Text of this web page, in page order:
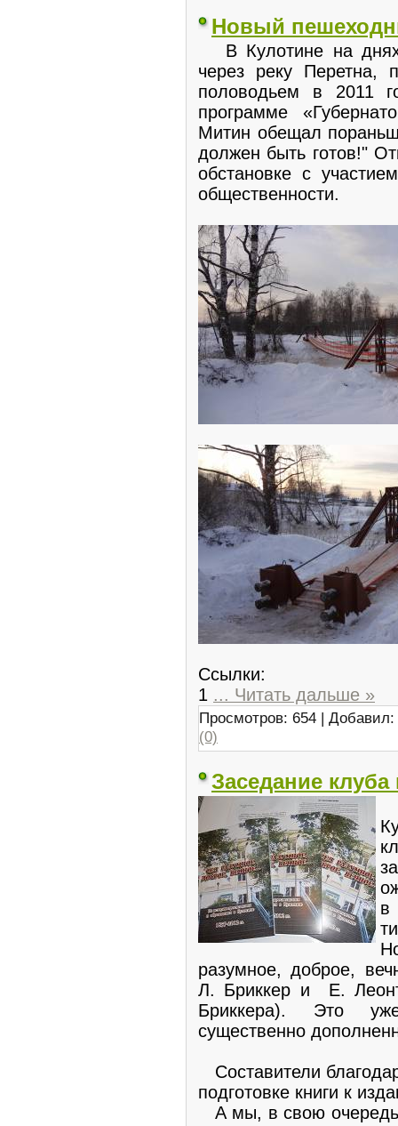
Новый
В Кулотине на
через реку Перетна,
половодьем в 2011
программе
Митин обещал
должен быть готов!"
обстановке с
общественности.
Ссылки:
1 ... Читать дальше »
Просмотров: 654 | Добавил:
(0)
Заседание клуба
в
разумное, доброе,
Л. Бриккер и Е.
Бриккера). Это
существенно
Составители
подготовке книги к
А мы, в свою очередь,